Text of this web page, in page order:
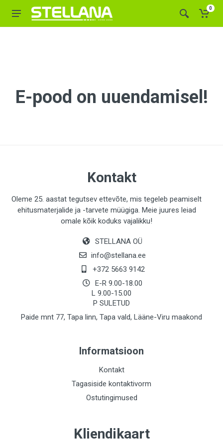
0
E-pood on uuendamisel!
Kontakt
Oleme 25. aastat tegutsev ettevõte, mis tegeleb peamiselt
ehitusmaterjalide ja -tarvete müügiga. Meie juures leiad
omale kõik koduks vajalikku!
STELLANA OÜ
info@stellana.ee
+372 5663 9142
E-R 9.00-18.00
L 9.00-15.00
P SULETUD
Paide mnt 77, Tapa linn, Tapa vald, Lääne-Viru maakond
Informatsioon
Kontakt
Tagasiside kontaktivorm
Ostutingimused
Kliendikaart